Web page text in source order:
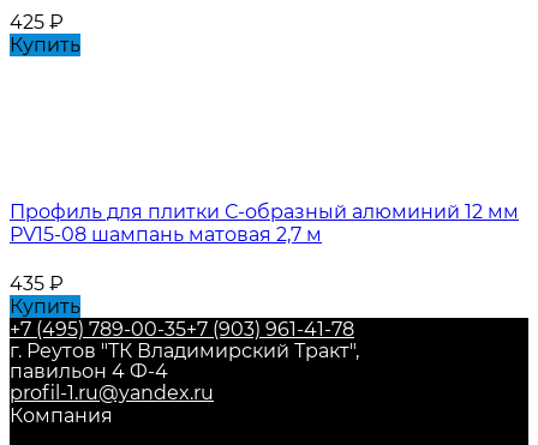
425 ₽
Купить
Профиль для плитки С-образный алюминий 12 мм
PV15-08 шампань матовая 2,7 м
435 ₽
Купить
+7 (495) 789-00-35+7 (903) 961-41-78
г. Реутов "ТК Владимирский Тракт",
павильон 4 Ф-4
profil-1.ru@yandex.ru
Компания